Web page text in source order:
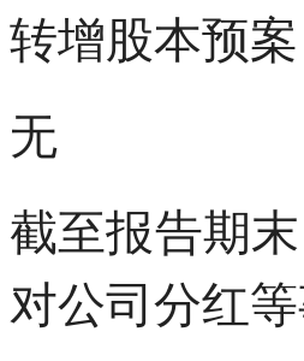
转增股本预案
无
截至报告期
对公司分红